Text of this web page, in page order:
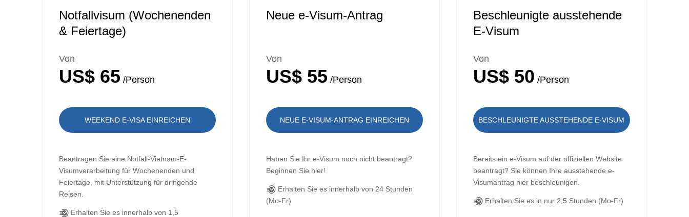
Notfallvisum (Wochenenden
& Feiertage)
Von
US$ 65 /Person
WEEKEND E-VISA EINREICHEN
Beantragen Sie eine Notfall-Vietnam-E-
Visumverarbeitung für Wochenenden und
Feiertage, mit Unterstützung für dringende
Reisen.
Erhalten Sie es innerhalb von 1,5
Neue e-Visum-Antrag
Von
US$ 55 /Person
NEUE E-VISUM-ANTRAG EINREICHEN
Haben Sie Ihr e-Visum noch nicht beantragt?
Beginnen Sie hier!
Erhalten Sie es innerhalb von 24 Stunden
(Mo-Fr)
Beschleunigte ausstehende
E-Visum
Von
US$ 50 /Person
BESCHLEUNIGTE AUSSTEHENDE E-VISUM
Bereits ein e-Visum auf der offiziellen Website
beantragt? Sie können Ihre ausstehende e-
Visumantrag hier beschleunigen.
Erhalten Sie es in nur 2,5 Stunden (Mo-Fr)